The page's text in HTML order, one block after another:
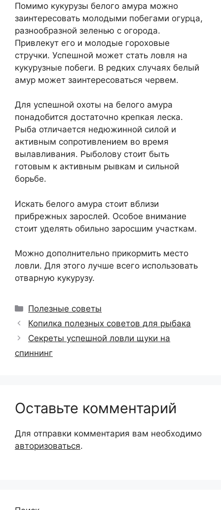
Помимо кукурузы белого амура можно
заинтересовать молодыми побегами огурца,
разнообразной зеленью с огорода.
Привлекут его и молодые гороховые
стручки. Успешной может стать ловля на
кукурузные побеги. В редких случаях белый
амур может заинтересоваться червем.
Для успешной охоты на белого амура
понадобится достаточно крепкая леска.
Рыба отличается недюжинной силой и
активным сопротивлением во время
вылавливания. Рыболову стоит быть
готовым к активным рывкам и сильной
борьбе.
Искать белого амура стоит вблизи
прибрежных зарослей. Особое внимание
стоит уделять обильно заросшим участкам.
Можно дополнительно прикормить место
ловли. Для этого лучше всего использовать
отварную кукурузу.
Рубрики
Полезные советы
Копилка полезных советов для рыбака
Секреты успешной ловли щуки на
спиннинг
Оставьте комментарий
Для отправки комментария вам необходимо
авторизоваться.